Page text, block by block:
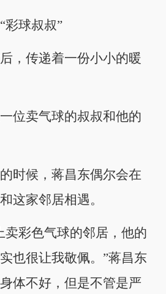
球叔叔”
传递着一份小小的暖
卖气球的叔叔和他的
候，蒋昌东偶尔会在
这家邻居相遇。
彩色气球的邻居，他的
也很让我敬佩。”蒋昌东
体不好，但是不管是严